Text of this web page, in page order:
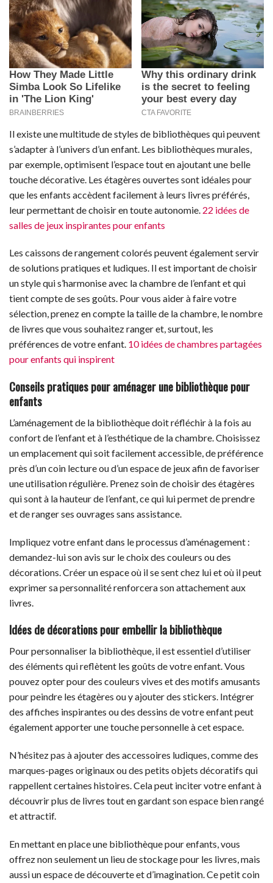
Il existe une multitude de styles de bibliothèques qui peuvent
s’adapter à l’univers d’un enfant. Les bibliothèques murales,
par exemple, optimisent l’espace tout en ajoutant une belle
touche décorative. Les étagères ouvertes sont idéales pour
que les enfants accèdent facilement à leurs livres préférés,
leur permettant de choisir en toute autonomie. 22 idées de
salles de jeux inspirantes pour enfants
Les caissons de rangement colorés peuvent également servir
de solutions pratiques et ludiques. Il est important de choisir
un style qui s’harmonise avec la chambre de l’enfant et qui
tient compte de ses goûts. Pour vous aider à faire votre
sélection, prenez en compte la taille de la chambre, le nombre
de livres que vous souhaitez ranger et, surtout, les
préférences de votre enfant. 10 idées de chambres partagées
pour enfants qui inspirent
Conseils pratiques pour aménager une bibliothèque pour
enfants
L’aménagement de la bibliothèque doit réfléchir à la fois au
confort de l’enfant et à l’esthétique de la chambre. Choisissez
un emplacement qui soit facilement accessible, de préférence
près d’un coin lecture ou d’un espace de jeux afin de favoriser
une utilisation régulière. Prenez soin de choisir des étagères
qui sont à la hauteur de l’enfant, ce qui lui permet de prendre
et de ranger ses ouvrages sans assistance.
Impliquez votre enfant dans le processus d’aménagement :
demandez-lui son avis sur le choix des couleurs ou des
décorations. Créer un espace où il se sent chez lui et où il peut
exprimer sa personnalité renforcera son attachement aux
livres.
Idées de décorations pour embellir la bibliothèque
Pour personnaliser la bibliothèque, il est essentiel d’utiliser
des éléments qui reflètent les goûts de votre enfant. Vous
pouvez opter pour des couleurs vives et des motifs amusants
pour peindre les étagères ou y ajouter des stickers. Intégrer
des affiches inspirantes ou des dessins de votre enfant peut
également apporter une touche personnelle à cet espace.
N’hésitez pas à ajouter des accessoires ludiques, comme des
marques-pages originaux ou des petits objets décoratifs qui
rappellent certaines histoires. Cela peut inciter votre enfant à
découvrir plus de livres tout en gardant son espace bien rangé
et attractif.
En mettant en place une bibliothèque pour enfants, vous
offrez non seulement un lieu de stockage pour les livres, mais
aussi un espace de découverte et d’imagination. Ce petit coin